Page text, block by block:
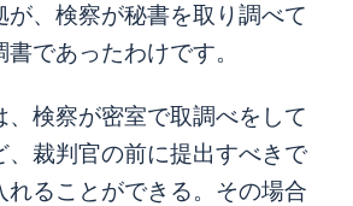
が、検察が秘書を取り調べて
であったわけです。
、検察が密室で取調べをして
、裁判官の前に提出すべきで
れることができる。その場合